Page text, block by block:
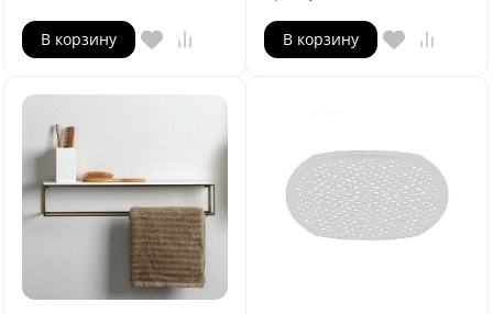
В корзину В корзину